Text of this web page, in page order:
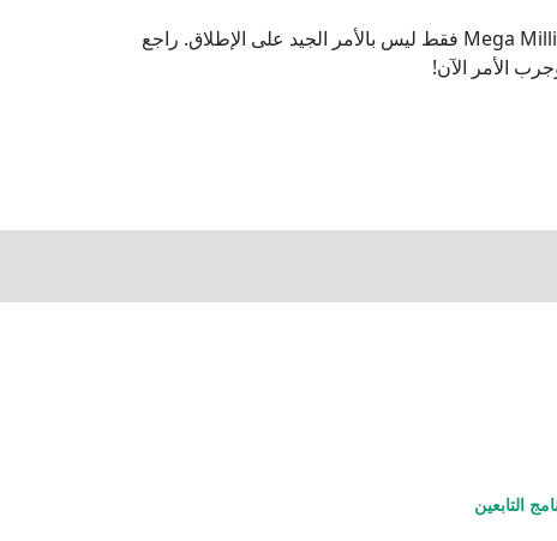
بإيجاز فإن استهداف الجائزة الكبرى الحالية ليانصيب Powerball و\أو Mega Millions فقط ليس بالأمر الجيد على الإطلاق. راجع
الأمر الآن!
التابعين